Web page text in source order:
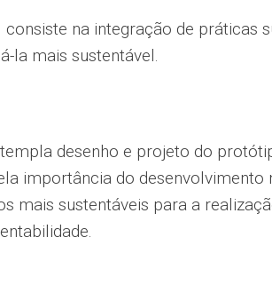
na integração de práticas
la mais sustentável.
desenho e projeto do
importância do
mais sustentáveis para a